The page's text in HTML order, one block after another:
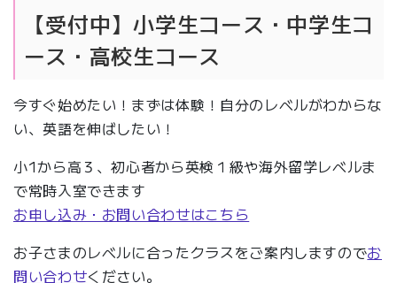
【受付中】小学生コース・中学生コ
ース・高校生コース
今すぐ始めたい！まずは体験！自分のレベルがわからな
い、英語を伸ばしたい！
小1から高３、初心者から英検１級や海外留学レベルま
で常時入室できます
お申し込み・お問い合わせはこちら
お子さまのレベルに合ったクラスをご案内しますのでお
問い合わせください。